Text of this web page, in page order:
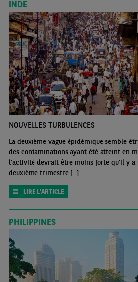
INDE
NOUVELLES TURBULENCES
La deuxième vague épidémique semble
des contaminations ayant été atteint en
l’activité devrait être moins forte qu’il y
deuxième trimestre [...]
LIRE L'ARTICLE
PHILIPPINES